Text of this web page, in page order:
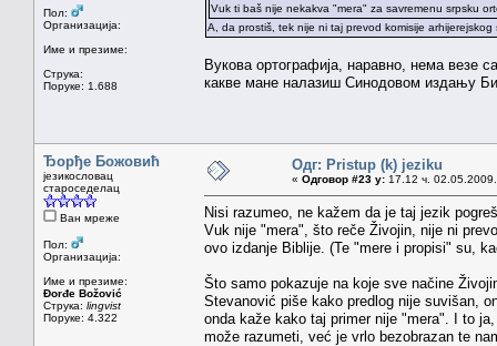
Пол:
Организација:
Име и презиме:
Струка:
Поруке: 1.688
Vuk ti baš nije nekakva "mera" za savremenu srpsku
A, da prostiš, tek nije ni taj prevod komisije arhijerejskog
Вукова ортографија, наравно, нема везе
какве мане налазиш Синодовом издању
Ђорђе Божовић
језикословац
староседелац
Ван мреже
Пол:
Организација:
Име и презиме:
Đorđe Božović
Струка: lingvist
Поруке: 4.322
Одг: Pristup (k) jeziku
« Одговор #23 у: 17.12 ч.
Nisi razumeo, ne kažem da je taj jezik
Vuk nije "mera", što reče Živojin, nije ni
ovo izdanje Biblije. (Te "mere i propisi" su,
Što samo pokazuje na koje sve načine
Stevanović piše kako predlog nije suvišan,
onda kaže kako taj primer nije "mera". I to
može razumeti, već je vrlo bezobrazan te